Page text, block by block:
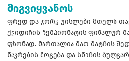
მიგვიყვანოს
ფრედ და ჯორჯ უისლები მთელს
ქვიდიჩის ჩემპიონატის ფინალურ
ფსონად. მართალია მათ მატჩის
ნაკრების მოგება და სნიჩის